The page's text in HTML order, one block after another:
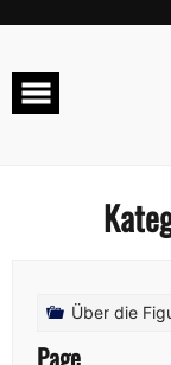
Über die
Page